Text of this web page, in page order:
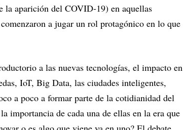
la aparición del COVID-19) en aquellas
a jugar un rol protagónico en lo que
a las nuevas tecnologías, el impacto en
IoT, Big Data, las ciudades inteligentes,
a poco a formar parte de la cotidianidad del
importancia de cada una de ellas en la era que